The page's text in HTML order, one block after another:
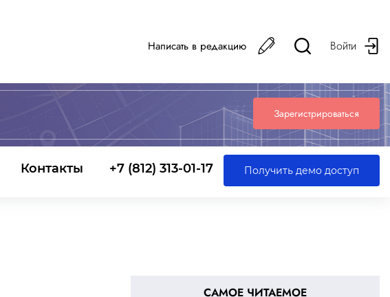
Написать в редакцию Войти
Зарегистрироваться
Контакты +7 (812) 313-01-17 Получить демо доступ
САМОЕ ЧИТАЕМОЕ